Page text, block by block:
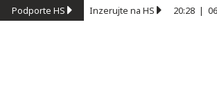
Podporte HS Inzerujte na HS 20:28 |